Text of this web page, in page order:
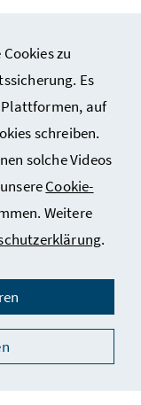
zu
Es
Plattformen, auf
schreiben.
solche Videos
Cookie-
Weitere
.